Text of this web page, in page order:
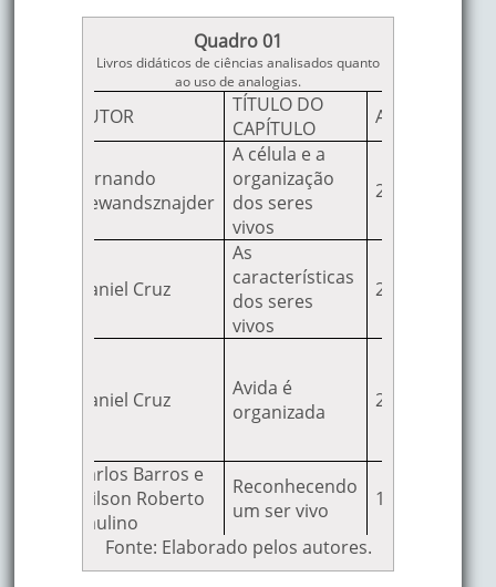
Quadro 01
Livros didáticos de ciências analisados quanto
ao uso de analogias.
AUTOR
TÍTULO DO
CAPÍTULO
ANO
Fernando
Gewandsznajder
A célula e a
organização
dos seres
vivos
2007
Daniel Cruz
As
características
dos seres
vivos
2003
Daniel Cruz
Avida é
organizada
2004
Carlos Barros e
Wilson Roberto
Paulino
Reconhecendo
um ser vivo
1999
Fonte: Elaborado pelos autores.